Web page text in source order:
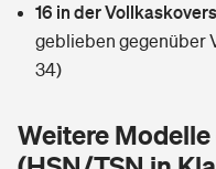
Zur Übersicht
Pferdehalter-Haftpflicht
Wer versichert was: Jetzt
Sie haben Fragen?
16 in der
geblieben gegenüber
34)
Weitere